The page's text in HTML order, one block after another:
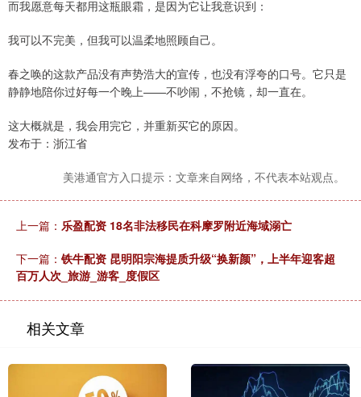
而我愿意每天都用这瓶眼霜，是因为它让我意识到：
我可以不完美，但我可以温柔地照顾自己。
春之唤的这款产品没有声势浩大的宣传，也没有浮夸的口号。它只是
静静地陪你过好每一个晚上——不吵闹，不抢镜，却一直在。
这大概就是，我会用完它，并重新买它的原因。
发布于：浙江省
美港通官方入口提示：文章来自网络，不代表本站观点。
上一篇： 乐盈配资 18名非法移民在科摩罗附近海域溺亡
下一篇： 铁牛配资 昆明阳宗海提质升级“换新颜”，上半年迎客超
百万人次_旅游_游客_度假区
相关文章